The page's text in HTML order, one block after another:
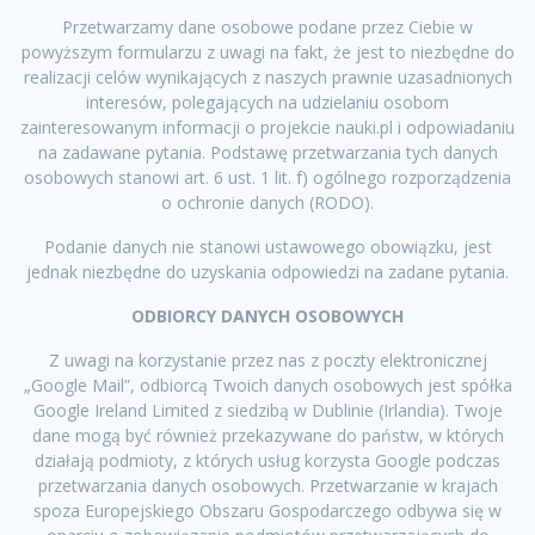
Przetwarzamy dane osobowe podane przez Ciebie w
powyższym formularzu z uwagi na fakt, że jest to niezbędne do
realizacji celów wynikających z naszych prawnie uzasadnionych
interesów, polegających na udzielaniu osobom
zainteresowanym informacji o projekcie nauki.pl i odpowiadaniu
na zadawane pytania. Podstawę przetwarzania tych danych
osobowych stanowi art. 6 ust. 1 lit. f) ogólnego rozporządzenia
o ochronie danych (RODO).
Podanie danych nie stanowi ustawowego obowiązku, jest
jednak niezbędne do uzyskania odpowiedzi na zadane pytania.
ODBIORCY DANYCH OSOBOWYCH
Z uwagi na korzystanie przez nas z poczty elektronicznej
„Google Mail”, odbiorcą Twoich danych osobowych jest spółka
Google Ireland Limited z siedzibą w Dublinie (Irlandia). Twoje
dane mogą być również przekazywane do państw, w których
działają podmioty, z których usług korzysta Google podczas
przetwarzania danych osobowych. Przetwarzanie w krajach
spoza Europejskiego Obszaru Gospodarczego odbywa się w